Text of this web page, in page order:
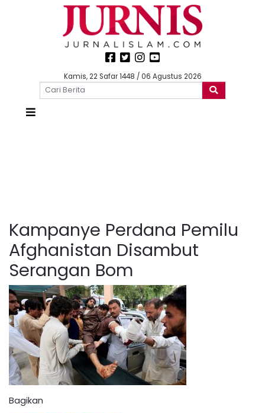
Kamis, 22 Safar 1448 / 06 Agustus 2026
Kampanye Perdana Pemilu
Afghanistan Disambut
Serangan Bom
Bagikan